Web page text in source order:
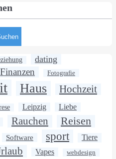
dating
Finanzen Fotografie
Haus Hochzeit
Leipzig Liebe
Rauchen Reisen
Software sport Tiere
Vapes webdesign